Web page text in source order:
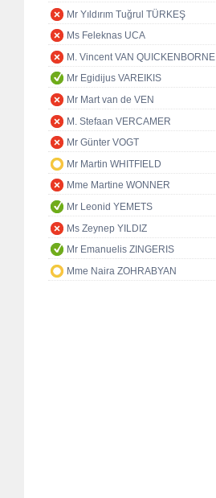
Mr Yıldırım Tuğrul TÜRKEŞ
Ms Feleknas UCA
M. Vincent VAN QUICKENBORNE
Mr Egidijus VAREIKIS
Mr Mart van de VEN
M. Stefaan VERCAMER
Mr Günter VOGT
Mr Martin WHITFIELD
Mme Martine WONNER
Mr Leonid YEMETS
Ms Zeynep YILDIZ
Mr Emanuelis ZINGERIS
Mme Naira ZOHRABYAN